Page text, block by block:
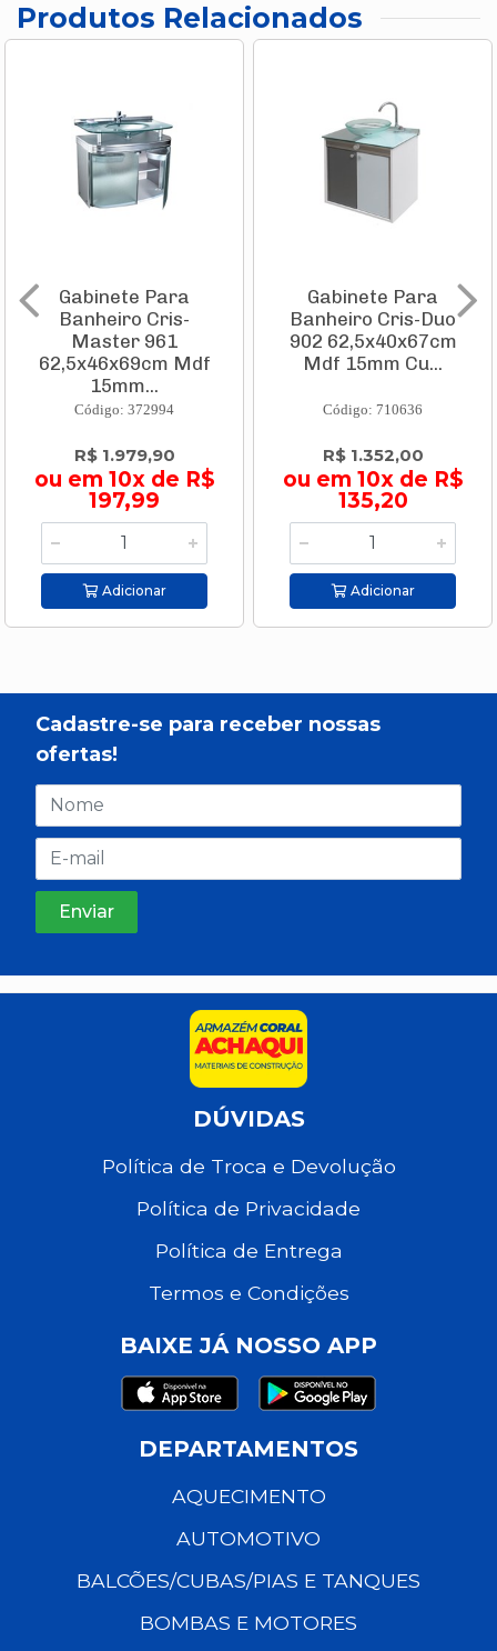
Produtos Relacionados
Gabinete Para
Banheiro Cris-
Master 961
62,5x46x69cm Mdf
15mm...
Código: 372994
R$ 1.979,90
ou em 10x de R$
197,99
Adicionar
Gabinete Para
Banheiro Cris-Duo
902 62,5x40x67cm
Mdf 15mm Cu...
Código: 710636
R$ 1.352,00
ou em 10x de R$
135,20
Adicionar
Cadastre-se para receber nossas
ofertas!
DÚVIDAS
Política de Troca e Devolução
Política de Privacidade
Política de Entrega
Termos e Condições
BAIXE JÁ NOSSO APP
DEPARTAMENTOS
AQUECIMENTO
AUTOMOTIVO
BALCÕES/CUBAS/PIAS E TANQUES
BOMBAS E MOTORES